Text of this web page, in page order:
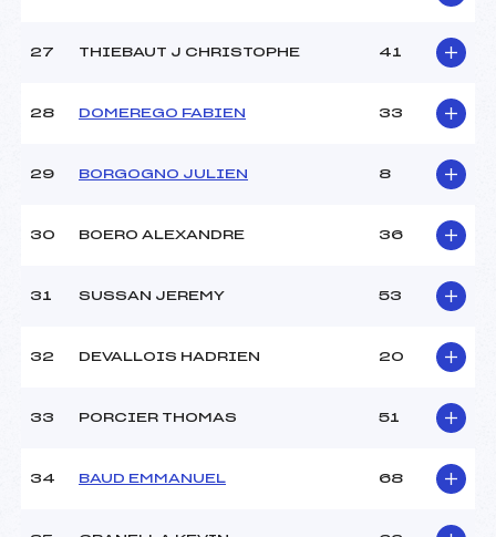
27 THIEBAUT J CHRISTOPHE 41
28 DOMEREGO FABIEN 33
29 BORGOGNO JULIEN 8
30 BOERO ALEXANDRE 36
31 SUSSAN JEREMY 53
32 DEVALLOIS HADRIEN 20
33 PORCIER THOMAS 51
34 BAUD EMMANUEL 68